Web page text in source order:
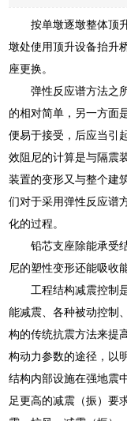
按单墩逐墩整体顶
墩处使用顶升设备抬升
座更换。
弹性反应谱方法之
的相对简单，另一方面
便易于接受，后应当引
效阻尼的计算是与隔震
装置的变形又与整个建
们对于采用弹性反应谱
化的过程。
铅芯支座除能承受
尼的塑性变形还能吸收
工程结构减震控制
能减震、各种被动控制
构的传统抗震方法来提
构动力参数的途径，以
结构内部设施在强地震
足更高的减震（振）要